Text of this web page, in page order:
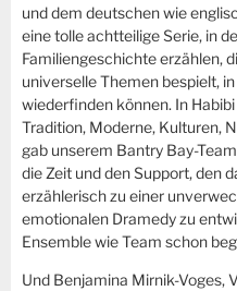
und dem deutschen wie
eine tolle achtteilige Serie, in
Familiengeschichte erzählen,
universelle Themen bespielt,
wiederfinden können. In
Tradition, Moderne, Kulturen,
gab unserem Bantry Bay-
die Zeit und den Support, den
erzählerisch zu einer
emotionalen Dramedy zu
Ensemble wie Team schon
Und Benjamina Mirnik-Voges,